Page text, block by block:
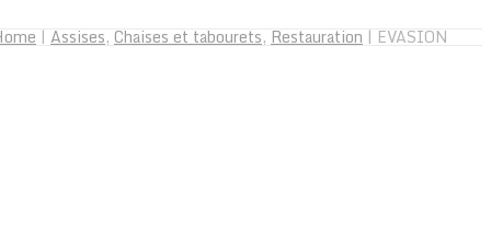
| Assises, Chaises et tabourets, Restauration | EVASION